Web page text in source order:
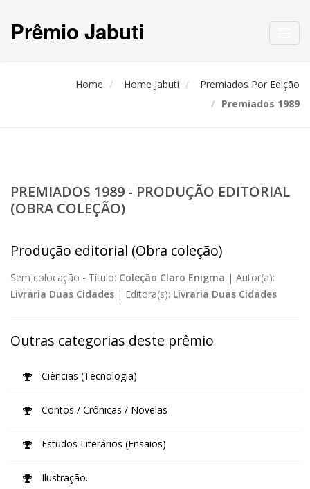
Prêmio Jabuti
Home Home Jabuti
Premiados Por Edição
Premiados 1989
PREMIADOS 1989 - PRODUÇÃO EDITORIAL
(OBRA COLEÇÃO)
Produção editorial (Obra coleção)
Sem colocação - Título: Coleção Claro Enigma | Autor(a):
Livraria Duas Cidades | Editora(s): Livraria Duas Cidades
Outras categorias deste prêmio
Ciências (Tecnologia)
Contos / Crônicas / Novelas
Estudos Literários (Ensaios)
Ilustração.